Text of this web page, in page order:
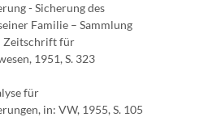
- Sicherung des
Familie – Sammlung
Zeitschrift für
1951, S. 323
für
in: VW, 1955, S. 105